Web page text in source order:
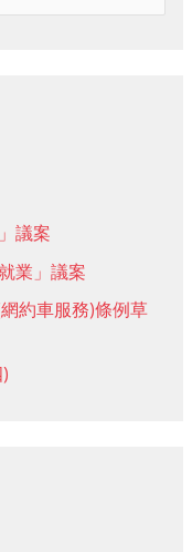
議案
業」議案
約車服務)條例草